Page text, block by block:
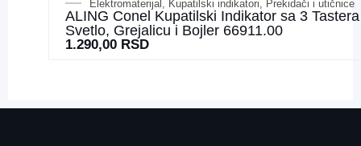
Elektromaterijal Kupatilski indikatori Prekidači i utičnice
ALING Conel Kupatilski Indikator sa 3
Svetlo, Grejalicu i Bojler 66911.00
1.290,00 RSD